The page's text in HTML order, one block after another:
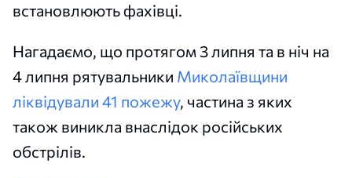
встановлюють фахівці.
Нагадаємо, що протягом 3 липня та в ніч на
4 липня рятувальники Миколаївщини
ліквідували 41 пожежу, частина з яких
також виникла внаслідок російських
обстрілів.